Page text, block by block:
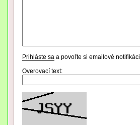
Prihláste sa a povoľte si emailové
Overovací text: